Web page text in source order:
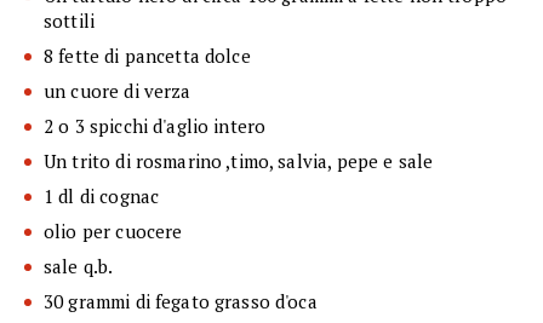
sottili
8 fette di pancetta dolce
un cuore di verza
2 o 3 spicchi d'aglio intero
Un trito di rosmarino ,timo, salvia, pepe e sale
1 dl di cognac
olio per cuocere
sale q.b.
30 grammi di fegato grasso d'oca